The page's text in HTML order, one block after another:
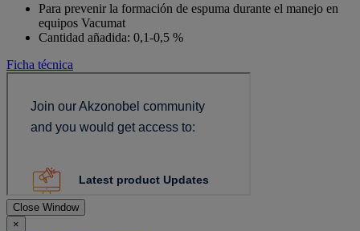
Para prevenir la formación de espuma durante el manejo en
equipos Vacumat
Cantidad añadida: 0,1-0,5 %
Ficha técnica
Close Window
×